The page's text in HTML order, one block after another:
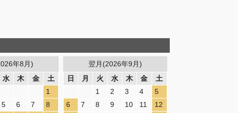
年8月)
水 木 金
土
1
5 6 7
8
翌月(2026年9月)
日
月 火 水 木 金
土
1
2 3 4
5
6
7 8 9 10 11
12